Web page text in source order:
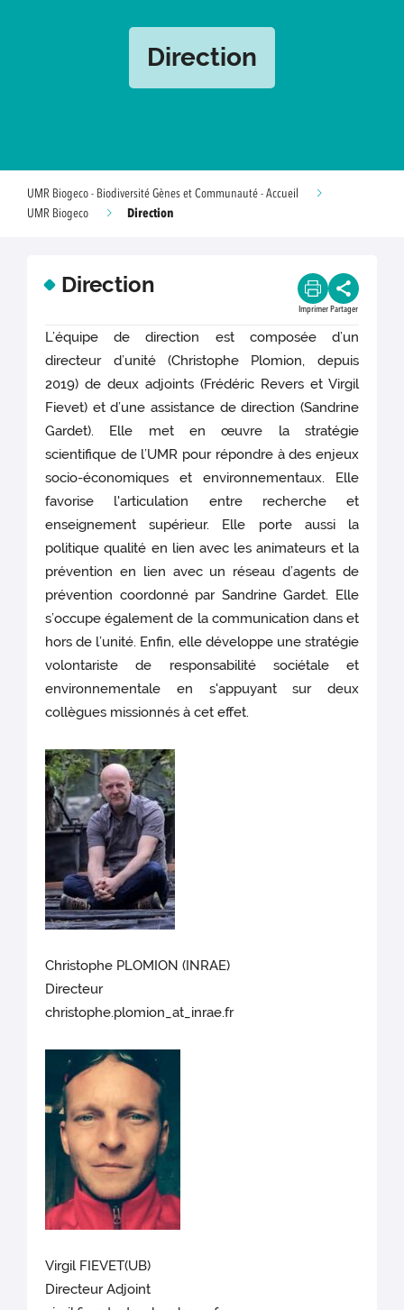
Direction
UMR Biogeco - Biodiversité Gènes et Communauté - Accueil
UMR Biogeco
Direction
Direction
Imprimer Partager
L’équipe de direction est composée d’un
directeur d’unité (Christophe Plomion, depuis
2019) de deux adjoints (Frédéric Revers et Virgil
Fievet) et d’une assistance de direction (Sandrine
Gardet). Elle met en œuvre la stratégie
scientifique de l’UMR pour répondre à des enjeux
socio-économiques et environnementaux. Elle
favorise l'articulation entre recherche et
enseignement supérieur. Elle porte aussi la
politique qualité en lien avec les animateurs et la
prévention en lien avec un réseau d’agents de
prévention coordonné par Sandrine Gardet. Elle
s’occupe également de la communication dans et
hors de l’unité. Enfin, elle développe une stratégie
volontariste de responsabilité sociétale et
environnementale en s'appuyant sur deux
collègues missionnés à cet effet.
Christophe PLOMION (INRAE)
Directeur
christophe.plomion_at_inrae.fr
Virgil FIEVET(UB)
Directeur Adjoint